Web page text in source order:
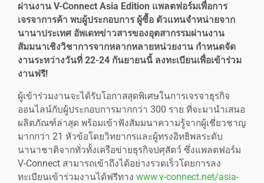
ผ่านงาน V-Connect Asia Edition แพลตฟอร์มเพื่อการ
เจรจาการค้า พบผู้ประกอบการ ผู้ซื้อ ตัวแทนจำหน่ายจาก
นานาประเทศ อัพเดทข่าวสารของอุตสากรรมผ่านงาน
สัมมนาเชิงวิชาการจากหลากหลายหน่วยงาน กำหนดจัด
งานระหว่างวันที่ 22-24 กันยายนนี้ ลงทะเบียนเพื่อเข้าร่วม
งานฟรี!
ผู้เข้าร่วมงานจะได้รับโอกาสสุดพิเศษในการเจรจาธุรกิจ
ออนไลน์กับผู้ประกอบการมากกว่า 300 ราย ที่จะมานำเสนอ
ผลิตภัณฑ์ล่าสุด พร้อมเข้าฟังสัมมนาความรู้จากผู้เชี่ยวชาญ
มากกว่า 21 หัวข้อโดยวิทยากรและผู้ทรงอิทธิพลระดับ
นานาชาติจากทั่วทั้งเครือข่ายธุรกิจปศุสัตว์ ซึ่งแพลตฟอร์ม
V-Connect สามารถเข้าถึงได้อย่างรวดเร็วโดยการลง
ทะเบียนเข้าร่วมงานได้ฟรีทาง www.v-connect.net/asia-